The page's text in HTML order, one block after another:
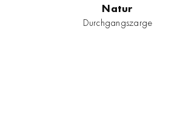
Natur
Durchgangszarge